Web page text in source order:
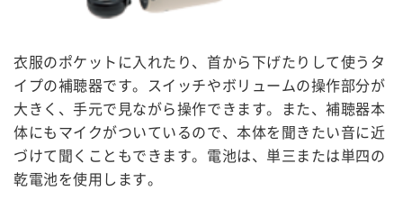
衣服のポケットに入れたり、首から下げたりして使うタ
イプの補聴器です。スイッチやボリュームの操作部分が
大きく、手元で見ながら操作できます。また、補聴器本
体にもマイクがついているので、本体を聞きたい音に近
づけて聞くこともできます。電池は、単三または単四の
乾電池を使用します。